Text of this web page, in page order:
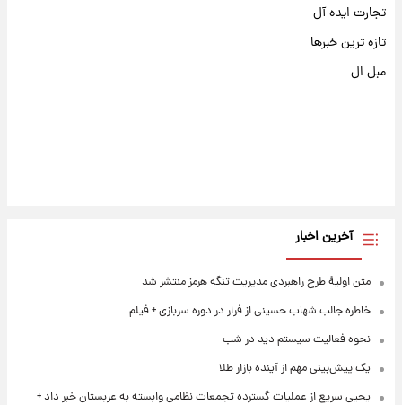
تجارت ایده آل
تازه ترین خبرها
مبل ال
آخرین اخبار
متن اولیۀ طرح راهبردی مدیریت تنگه هرمز منتشر شد
خاطره جالب شهاب حسینی از فرار در دوره سربازی + فیلم
نحوه فعالیت سیستم دید در شب
یک پیش‌بینی مهم از آینده بازار طلا
یحیی سریع از عملیات گسترده تجمعات نظامی وابسته به عربستان خبر داد +